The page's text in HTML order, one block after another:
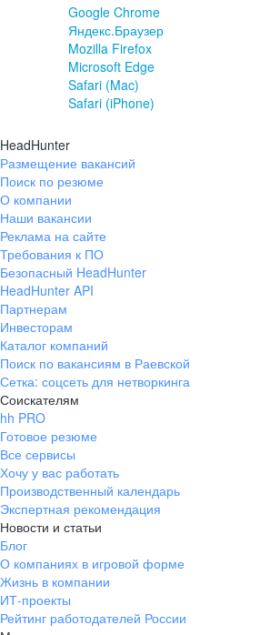
Google Chrome
Яндекс.Браузер
Mozilla Firefox
Microsoft Edge
Safari (Mac)
Safari (iPhone)
HeadHunter
Размещение вакансий
Поиск по резюме
О компании
Наши вакансии
Реклама на сайте
Требования к ПО
Безопасный HeadHunter
HeadHunter API
Партнерам
Инвесторам
Каталог компаний
Поиск по вакансиям в Раевской
Сетка: соцсеть для нетворкинга
Соискателям
hh PRO
Готовое резюме
Все сервисы
Хочу у вас работать
Производственный календарь
Экспертная рекомендация
Новости и статьи
Блог
О компаниях в игровой форме
Жизнь в компании
ИТ-проекты
Рейтинг работодателей России